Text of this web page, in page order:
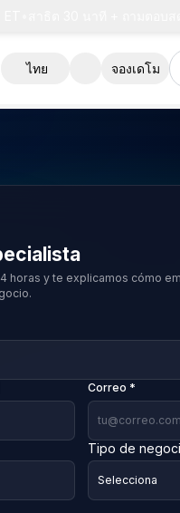
ไทย จองเดโม
horas y te explicamos cómo
Correo *
Tipo de